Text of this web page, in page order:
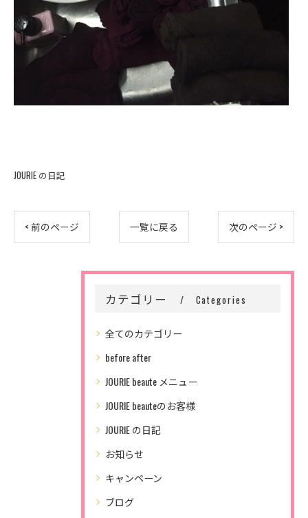
JOURIE の日記
< 前のページ 一覧に戻る 次のページ >
カテゴリー Categories
全てのカテゴリー
before after
JOURIE beaute メニュー
JOURIE beauteのお客様
JOURIE の日記
お知らせ
キャンペーン
ブログ